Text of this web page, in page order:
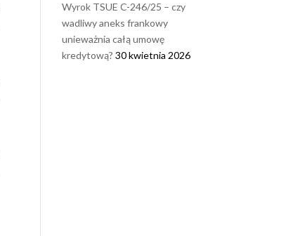
Wyrok TSUE C-246/25 – czy
wadliwy aneks frankowy
unieważnia całą umowę
kredytową?30 kwietnia 2026